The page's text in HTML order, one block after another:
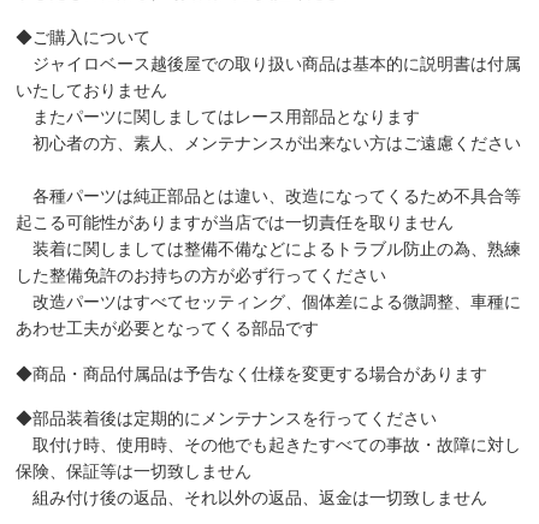
◆ご購入について
ジャイロベース越後屋での取り扱い商品は基本的に説明書は付属
いたしておりません
またパーツに関しましてはレース用部品となります
初心者の方、素人、メンテナンスが出来ない方はご遠慮ください
各種パーツは純正部品とは違い、改造になってくるため不具合等
起こる可能性がありますが当店では一切責任を取りません
装着に関しましては整備不備などによるトラブル防止の為、熟練
した整備免許のお持ちの方が必ず行ってください
改造パーツはすべてセッティング、個体差による微調整、車種に
あわせ工夫が必要となってくる部品です
◆商品・商品付属品は予告なく仕様を変更する場合があります
◆部品装着後は定期的にメンテナンスを行ってください
取付け時、使用時、その他でも起きたすべての事故・故障に対し
保険、保証等は一切致しません
組み付け後の返品、それ以外の返品、返金は一切致しません